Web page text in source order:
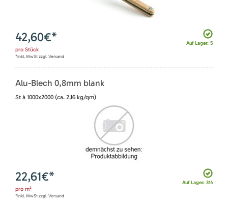
Auf Lager: 5
42,60€*
pro Stück
*inkl. MwSt zzgl. Versand
Alu-Blech 0,8mm blank
St à 1000x2000 (ca. 2,16 kg/qm)
Auf Lager: 314
22,61€*
pro m²
*inkl. MwSt zzgl. Versand